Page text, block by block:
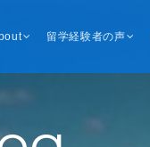
留学経験者の声